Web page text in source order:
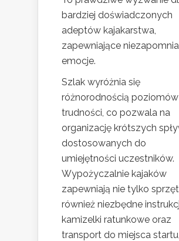
bardziej doświadczonych
adeptów kajakarstwa,
zapewniające
emocje.
Szlak wyróżnia się
różnorodnością poziomów
trudności, co pozwala na
organizację krótszych
dostosowanych do
umiejętności uczestników.
Wypożyczalnie kajaków
zapewniają nie tylko
również niezbędne
kamizelki ratunkowe oraz
transport do miejsca